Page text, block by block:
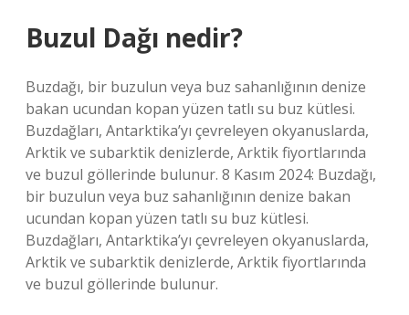
Buzul Dağı nedir?
Buzdağı, bir buzulun veya buz sahanlığının denize
bakan ucundan kopan yüzen tatlı su buz kütlesi.
Buzdağları, Antarktika’yı çevreleyen okyanuslarda,
Arktik ve subarktik denizlerde, Arktik fiyortlarında
ve buzul göllerinde bulunur. 8 Kasım 2024: Buzdağı,
bir buzulun veya buz sahanlığının denize bakan
ucundan kopan yüzen tatlı su buz kütlesi.
Buzdağları, Antarktika’yı çevreleyen okyanuslarda,
Arktik ve subarktik denizlerde, Arktik fiyortlarında
ve buzul göllerinde bulunur.